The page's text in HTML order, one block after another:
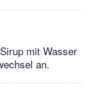
mit Wasser
an.